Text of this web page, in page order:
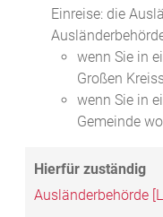
Einreise: die
wenn Sie in
Großen
wenn Sie in
Gemeinde
Ausländerbehörde